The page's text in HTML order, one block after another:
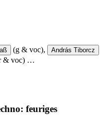
(g & voc), András Tiborcz
& voc) …
feuriges